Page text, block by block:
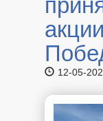
12-05-